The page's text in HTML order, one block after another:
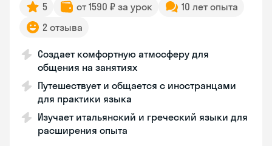
5 от 1590 ₽ за урок
10 лет опыта
2 отзыва
Создает комфортную атмосферу для
общения на занятиях
Путешествует и общается с иностранцами
для практики языка
Изучает итальянский и греческий языки для
расширения опыта